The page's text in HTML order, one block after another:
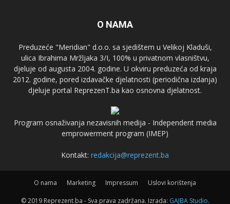
O NAMA
Preduzeće "Meridian" d.o.o. sa sjedištem u Velikoj Kladuši,
ulica Ibrahima Mržljaka 3/I, 100% u privatnom vlasništvu,
djeluje od augusta 2004. godine. U okviru preduzeća od kraja
2012. godine, pored izdavačke djelatnosti (periodična izdanja)
djeluje portal ReprezenT.ba kao osnovna djelatnost.
Program osnaživanja nezavisnih medija - Independent media
emprowerment program (IMEP)
Kontakt: redakcija@reprezent.ba
O nama Marketing Impressum Uslovi korištenja
© 2019 Reprezent.ba - Sva prava zadržana. Izrada: GAJBA Studio.